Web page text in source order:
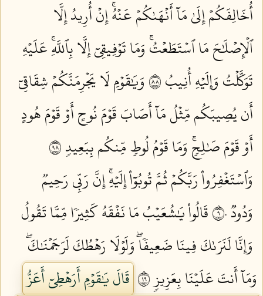
أُخَالِفَكُمۡ إِلَىٰ مَآ أَنۡهَىٰكُمۡ عَنۡهُۚ إِنۡ أُرِيدُ إِلَّا
ٱلۡإِصۡلَٰحَ مَا ٱسۡتَطَعۡتُۚ وَمَا تَوۡفِيقِيٓ إِلَّا بِٱللَّهِۚ عَلَيۡهِ
تَوَكَّلۡتُ وَإِلَيۡهِ أُنِيبُ ٨٨
وَيَٰقَوۡمِ لَا يَجۡرِمَنَّكُمۡ شِقَاقِيٓ
أَن يُصِيبَكُم مِّثۡلُ مَآ أَصَابَ قَوۡمَ نُوحٍ أَوۡ قَوۡمَ هُودٍ
أَوۡ قَوۡمَ صَٰلِحٖۚ وَمَا قَوۡمُ لُوطٖ مِّنكُم بِبَعِيدٖ ٨٩
وَٱسۡتَغۡفِرُواْ رَبَّكُمۡ ثُمَّ تُوبُوٓاْ إِلَيۡهِۚ إِنَّ رَبِّي رَحِيمٞ
وَدُودٞ ٩٠
قَالُواْ يَٰشُعَيۡبُ مَا نَفۡقَهُ كَثِيرٗا مِّمَّا تَقُولُ
وَإِنَّا لَنَرَىٰكَ فِينَا ضَعِيفٗاۖ وَلَوۡلَا رَهۡطُكَ لَرَجَمۡنَٰكَۖ
وَمَآ أَنتَ عَلَيۡنَا بِعَزِيزٖ ٩١
قَالَ يَٰقَوۡمِ أَرَهۡطِيٓ أَعَزُّ